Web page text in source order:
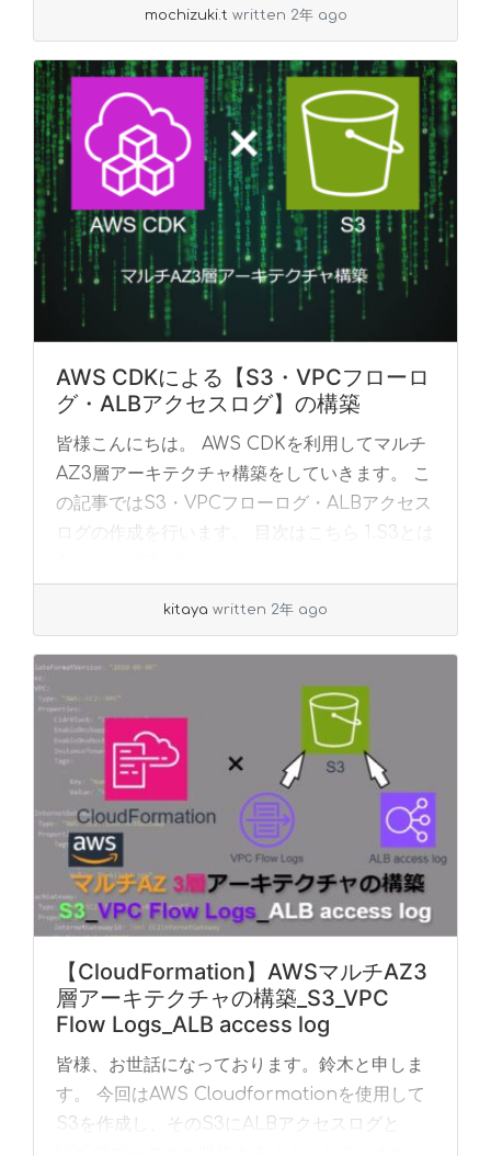
mochizuki.t written 2年 ago
AWS CDKによる【S3・VPCフローロ
グ・ALBアクセスログ】の構築
皆様こんにちは。 AWS CDKを利用してマルチ
AZ3層アーキテクチャ構築をしていきます。 こ
の記事ではS3・VPCフローログ・ALBアクセス
ログの作成を行います。 目次はこちら 1.S3とは
kitaya written 2年 ago
【CloudFormation】AWSマルチAZ3
層アーキテクチャの構築_S3_VPC
Flow Logs_ALB access log
皆様、お世話になっております。鈴木と申しま
す。 今回はAWS Cloudformationを使用して
S3を作成し、そのS3にALBアクセスログと